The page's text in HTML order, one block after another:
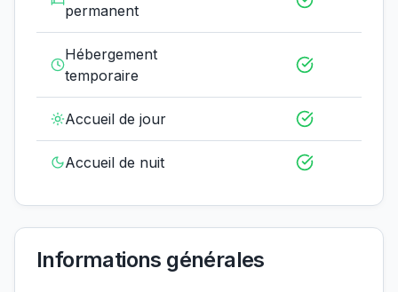
permanent
Hébergement
temporaire
Accueil de jour
Accueil de nuit
Informations générales